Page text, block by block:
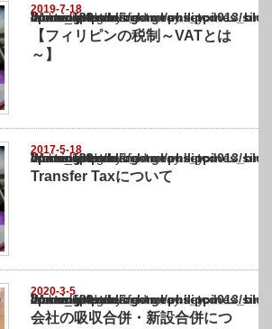
2019-7-18
Warning
: Undefined array key "show_category" in
/home/netst/kuno-cpa.co.jp/public_html/philippines_blog/wp-content/themes/
on line183
【フィリピンの税制～VATとは
～】
2017-5-18
Warning
: Undefined array key "show_category" in
/home/netst/kuno-cpa.co.jp/public_html/philippines_blog/wp-content/themes/
on line183
Transfer Taxについて
2020-3-5
Warning
: Undefined array key "show_category" in
/home/netst/kuno-cpa.co.jp/public_html/philippines_blog/wp-content/themes/
on line183
会社の吸収合併・新設合併につ